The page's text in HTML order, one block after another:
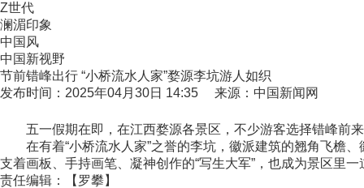
Z世代
澜湄印象
中国风
中国新视野
节前错峰出行 “小桥流水人家”婺源李坑游人如织
发布时间：2025年04月30日 14:35 来源：中国新闻网
五一假期在即，在江西婺源各景区，不少游客选择错峰前
在有着“小桥流水人家”之誉的李坑，徽派建筑的翘角飞檐、
支着画板、手持画笔、凝神创作的“写生大军”，也成为景区里
责任编辑：【罗攀】